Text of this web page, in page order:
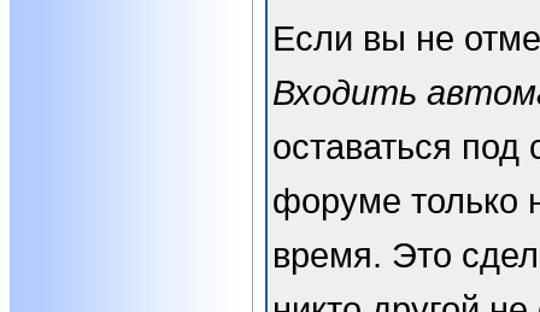
Если вы не
Входить
оставаться
форуме только
время. Это